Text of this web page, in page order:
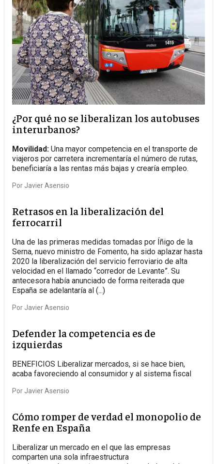
¿Por qué no se liberalizan los autobuses
interurbanos?
Movilidad: Una mayor competencia en el transporte de
viajeros por carretera incrementaría el número de rutas,
beneficiaría a las rentas más bajas y crearía empleo.
Por Javier Asensio
Retrasos en la liberalización del
ferrocarril
Una de las primeras medidas tomadas por Íñigo de la
Serna, nuevo ministro de Fomento, ha sido aplazar hasta
2020 la liberalización del servicio ferroviario de alta
velocidad en el llamado “corredor de Levante”. Su
antecesora había anunciado de forma reiterada que
España se adelantaría al (...)
Por Javier Asensio
Defender la competencia es de
izquierdas
BENEFICIOS Liberalizar mercados, si se hace bien,
acaba favoreciendo al consumidor y al sistema fiscal
Por Javier Asensio
Cómo romper de verdad el monopolio de
Renfe en España
Liberalizar un mercado en el que las empresas
comparten una sola infraestructura